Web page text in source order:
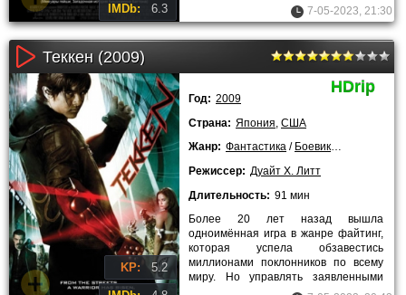
IMDb: 6.3 «Во всём виноват енот» добился
7-05-2023, 21:30
Теккен (2009)
KP: 5.2
HDrip
Год: 2009
Страна: Япония США
Жанр: Фантастика / Боевики /
Режиссер: Дуайт Х. Литт
Длительность: 91 мин
Более 20 лет назад вышла
одноимённая игра в жанре файтинг,
которая успела обзавестись
миллионами поклонников по всему
миру. Но управлять заявленными
персонажами в драке – это одно, а